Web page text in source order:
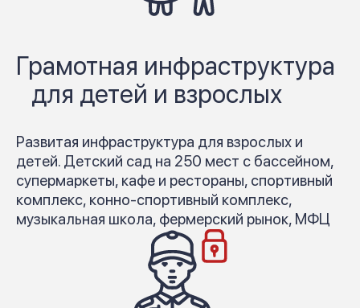
Грамотная инфраструктура
для детей и взрослых
Развитая инфраструктура для взрослых и
детей. Детский сад на 250 мест с бассейном,
супермаркеты, кафе и рестораны, спортивный
комплекс, конно-спортивный комплекс,
музыкальная школа, фермерский рынок, МФЦ